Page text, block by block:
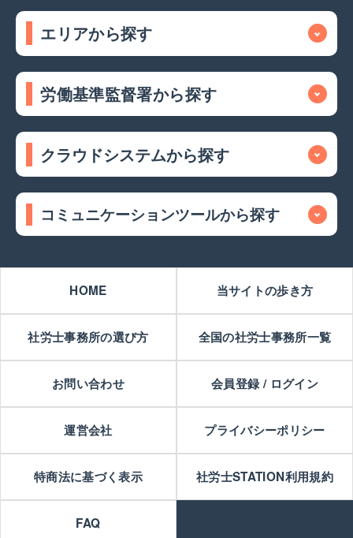
エリアから探す
労働基準監督署から探す
クラウドシステムから探す
コミュニケーションツールから探す
HOME 当サイトの歩き方
社労士事務所の選び方 全国の社労士事務所一覧
お問い合わせ 会員登録 / ログイン
運営会社 プライバシーポリシー
特商法に基づく表示 社労士STATION利用規約
FAQ